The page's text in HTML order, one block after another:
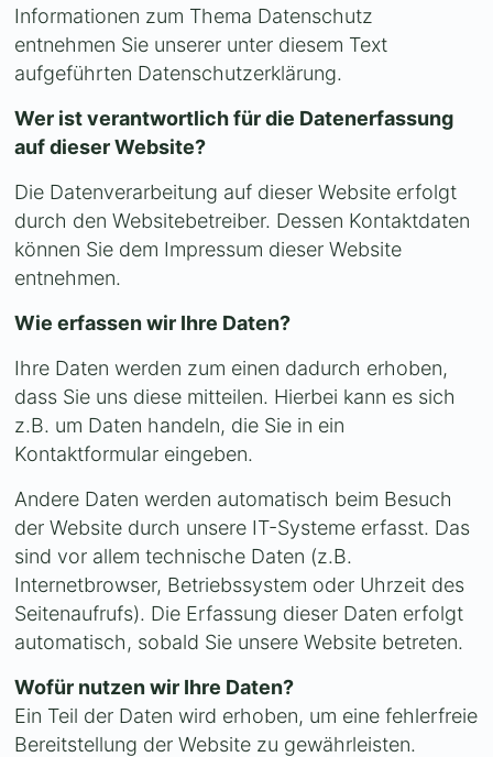
Informationen zum Thema Datenschutz
entnehmen Sie unserer unter diesem Text
aufgeführten Datenschutzerklärung.
Wer ist verantwortlich für die Datenerfassung
auf dieser Website?
Die Datenverarbeitung auf dieser Website erfolgt
durch den Websitebetreiber. Dessen Kontaktdaten
können Sie dem Impressum dieser Website
entnehmen.
Wie erfassen wir Ihre Daten?
Ihre Daten werden zum einen dadurch erhoben,
dass Sie uns diese mitteilen. Hierbei kann es sich
z.B. um Daten handeln, die Sie in ein
Kontaktformular eingeben.
Andere Daten werden automatisch beim Besuch
der Website durch unsere IT-Systeme erfasst. Das
sind vor allem technische Daten (z.B.
Internetbrowser, Betriebssystem oder Uhrzeit des
Seitenaufrufs). Die Erfassung dieser Daten erfolgt
automatisch, sobald Sie unsere Website betreten.
Wofür nutzen wir Ihre Daten?
Ein Teil der Daten wird erhoben, um eine fehlerfreie
Bereitstellung der Website zu gewährleisten.